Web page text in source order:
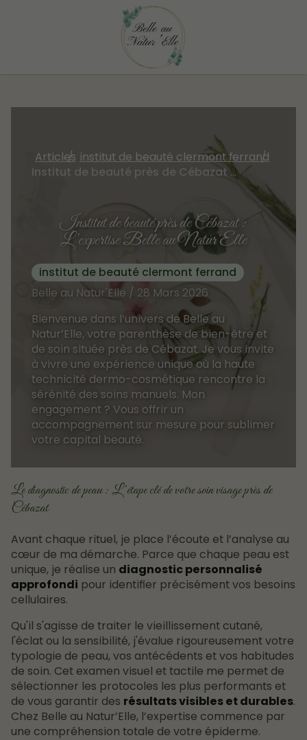
Articles institut de beauté clermont ferrand
Institut de beauté près de Cébazat : L'expertise Belle au Natur’Elle
Institut de beauté près de Cébazat :
L'expertise Belle au Natur’Elle
institut de beauté clermont ferrand
Belle au Natur'Elle / 28 Mars 2026
Bienvenue dans l’univers de Belle au
Natur’Elle, votre parenthèse de bien-être et
de soin située près de Cébazat. Je vous invite
à vivre une expérience unique où la haute
technicité dermo-cosmétique rencontre la
sérénité des soins manuels. Mon
engagement ? Vous offrir un
accompagnement sur mesure pour sublimer
votre capital beauté.
Le diagnostic de peau : L’étape clé de votre soin visage près de
Cébazat
Avant chaque rituel, je place l’écoute et l’analyse au
cœur de ma démarche. Parce que chaque peau est
unique, je réalise un diagnostic personnalisé
approfondi pour identifier précisément vos besoins
cellulaires.
Qu'il s'agisse de traiter le vieillissement cutané,
l'éclat ou la sensibilité, j'évalue rigoureusement votre
typologie de peau, vos antécédents et vos habitudes
de soin. Cet examen visuel et tactile me permet de
sélectionner les protocoles les plus performants et
de vous garantir des résultats visibles et durables.
Chez Belle au Natur’Elle, l’expertise commence par
une compréhension totale de votre épiderme.